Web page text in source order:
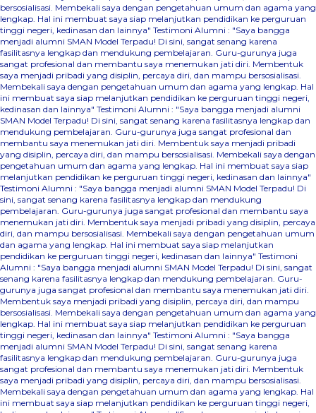
bersosialisasi. Membekali saya dengan pengetahuan umum dan agama yang
lengkap. Hal ini membuat saya siap melanjutkan pendidikan ke perguruan
tinggi negeri, kedinasan dan lainnya" Testimoni Alumni : "Saya bangga
menjadi alumni SMAN Model Terpadu! Di sini, sangat senang karena
fasilitasnya lengkap dan mendukung pembelajaran. Guru-gurunya juga
sangat profesional dan membantu saya menemukan jati diri. Membentuk
saya menjadi pribadi yang disiplin, percaya diri, dan mampu bersosialisasi.
Membekali saya dengan pengetahuan umum dan agama yang lengkap. Hal
ini membuat saya siap melanjutkan pendidikan ke perguruan tinggi negeri,
kedinasan dan lainnya" Testimoni Alumni : "Saya bangga menjadi alumni
SMAN Model Terpadu! Di sini, sangat senang karena fasilitasnya lengkap dan
mendukung pembelajaran. Guru-gurunya juga sangat profesional dan
membantu saya menemukan jati diri. Membentuk saya menjadi pribadi
yang disiplin, percaya diri, dan mampu bersosialisasi. Membekali saya dengan
pengetahuan umum dan agama yang lengkap. Hal ini membuat saya siap
melanjutkan pendidikan ke perguruan tinggi negeri, kedinasan dan lainnya"
Testimoni Alumni : "Saya bangga menjadi alumni SMAN Model Terpadu! Di
sini, sangat senang karena fasilitasnya lengkap dan mendukung
pembelajaran. Guru-gurunya juga sangat profesional dan membantu saya
menemukan jati diri. Membentuk saya menjadi pribadi yang disiplin, percaya
diri, dan mampu bersosialisasi. Membekali saya dengan pengetahuan umum
dan agama yang lengkap. Hal ini membuat saya siap melanjutkan
pendidikan ke perguruan tinggi negeri, kedinasan dan lainnya" Testimoni
Alumni : "Saya bangga menjadi alumni SMAN Model Terpadu! Di sini, sangat
senang karena fasilitasnya lengkap dan mendukung pembelajaran. Guru-
gurunya juga sangat profesional dan membantu saya menemukan jati diri.
Membentuk saya menjadi pribadi yang disiplin, percaya diri, dan mampu
bersosialisasi. Membekali saya dengan pengetahuan umum dan agama yang
lengkap. Hal ini membuat saya siap melanjutkan pendidikan ke perguruan
tinggi negeri, kedinasan dan lainnya" Testimoni Alumni : "Saya bangga
menjadi alumni SMAN Model Terpadu! Di sini, sangat senang karena
fasilitasnya lengkap dan mendukung pembelajaran. Guru-gurunya juga
sangat profesional dan membantu saya menemukan jati diri. Membentuk
saya menjadi pribadi yang disiplin, percaya diri, dan mampu bersosialisasi.
Membekali saya dengan pengetahuan umum dan agama yang lengkap. Hal
ini membuat saya siap melanjutkan pendidikan ke perguruan tinggi negeri,